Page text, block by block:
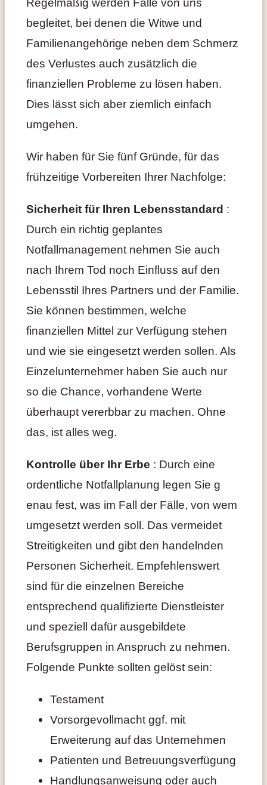
begleitet, bei denen die Witwe und
Familienangehörige neben dem Schmerz
des Verlustes auch zusätzlich die
finanziellen Probleme zu lösen haben.
Dies lässt sich aber ziemlich einfach
umgehen.
Wir haben für Sie fünf Gründe, für das
frühzeitige Vorbereiten Ihrer Nachfolge:
Sicherheit für Ihren Lebensstandard :
Durch ein richtig geplantes
Notfallmanagement nehmen Sie auch
nach Ihrem Tod noch Einfluss auf den
Lebensstil Ihres Partners und der Familie.
Sie können bestimmen, welche
finanziellen Mittel zur Verfügung stehen
und wie sie eingesetzt werden sollen. Als
Einzelunternehmer haben Sie auch nur
so die Chance, vorhandene Werte
überhaupt vererbbar zu machen. Ohne
das, ist alles weg.
Kontrolle über Ihr Erbe : Durch eine
ordentliche Notfallplanung legen Sie g
enau fest, was im Fall der Fälle, von wem
umgesetzt werden soll. Das vermeidet
Streitigkeiten und gibt den handelnden
Personen Sicherheit. Empfehlenswert
sind für die einzelnen Bereiche
entsprechend qualifizierte Dienstleister
und speziell dafür ausgebildete
Berufsgruppen in Anspruch zu nehmen.
Folgende Punkte sollten gelöst sein:
Testament
Vorsorgevollmacht ggf. mit
Erweiterung auf das Unternehmen
Patienten und Betreuungsverfügung
Handlungsanweisung oder auch